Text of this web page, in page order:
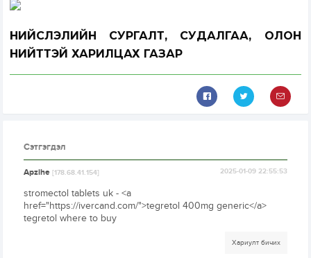
НИЙСЛЭЛИЙН СУРГАЛТ, СУДАЛГАА, ОЛОН
НИЙТТЭЙ ХАРИЛЦАХ ГАЗАР
Сэтгэгдэл
Apzihe[178.68.41.154] 2025-01-09 22:55:53
stromectol tablets uk - <a
href="https://ivercand.com/">tegretol 400mg generic</a>
tegretol where to buy
Хариулт бичих